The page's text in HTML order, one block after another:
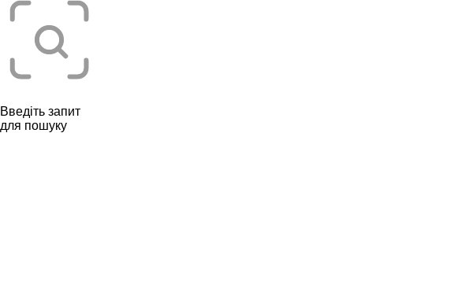
Введіть запит
для пошуку